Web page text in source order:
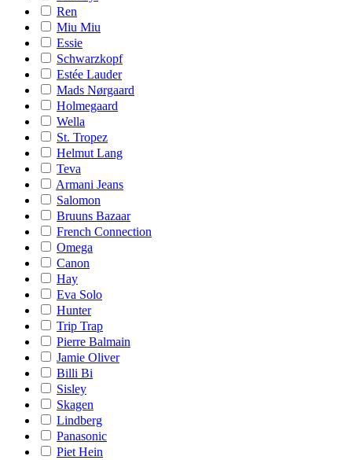
Ren
Miu Miu
Essie
Schwarzkopf
Estée Lauder
Mads Nørgaard
Holmegaard
Wella
St. Tropez
Helmut Lang
Teva
Armani Jeans
Salomon
Bruuns Bazaar
French Connection
Omega
Canon
Hay
Eva Solo
Hunter
Trip Trap
Pierre Balmain
Jamie Oliver
Billi Bi
Sisley
Skagen
Lindberg
Panasonic
Piet Hein